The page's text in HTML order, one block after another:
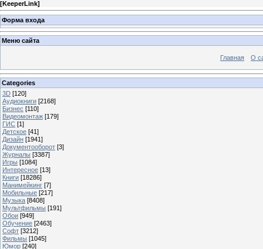
[KeeperLink]
Форма входа
Меню сайта
Главная О
Categories
3D [120]
Аудиокниги [2168]
Бизнес [110]
Видеомонтаж [179]
ГИС [1]
Детское [41]
Дизайн [1941]
Документооборот [3]
Журналы [3387]
Игры [1084]
Интересное [13]
Книги [18286]
Манимейкинг [7]
Мобильные [217]
Музыка [8408]
Мультфильмы [191]
Обои [949]
Обучение [2463]
Софт [3212]
Фильмы [1045]
Юмор [240]